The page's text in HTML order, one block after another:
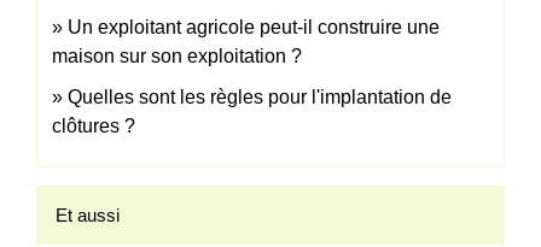
Un exploitant agricole peut-il construire une
maison sur son exploitation ?
Quelles sont les règles pour l'implantation de
clôtures ?
Et aussi